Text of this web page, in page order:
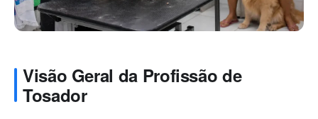
Visão Geral da Profissão de
Tosador